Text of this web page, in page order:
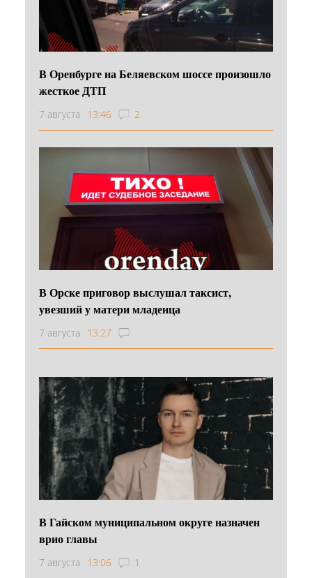
В Оренбурге на Беляевском шоссе произошло
жесткое ДТП
7 августа 13:46 2
В Орске приговор выслушал таксист,
увезший у матери младенца
7 августа 13:27
В Гайском муниципальном округе назначен
врио главы
7 августа 13:06 1